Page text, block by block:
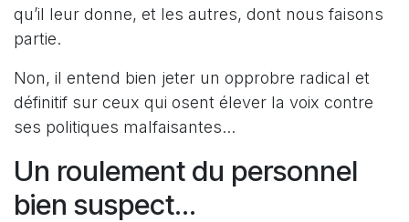
qu’il leur donne, et les autres, dont nous faisons
partie.
Non, il entend bien jeter un opprobre radical et
définitif sur ceux qui osent élever la voix contre
ses politiques malfaisantes...
Un roulement du personnel
bien suspect...